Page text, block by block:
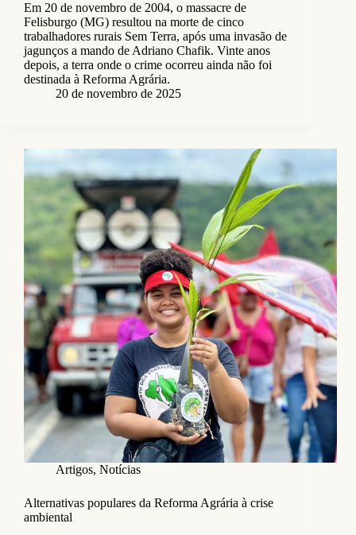
Em 20 de novembro de 2004, o massacre de
Felisburgo (MG) resultou na morte de cinco
trabalhadores rurais Sem Terra, após uma invasão de
jagunços a mando de Adriano Chafik. Vinte anos
depois, a terra onde o crime ocorreu ainda não foi
destinada à Reforma Agrária.
20 de novembro de 2025
Artigos, Notícias
Alternativas populares da Reforma Agrária à crise
ambiental